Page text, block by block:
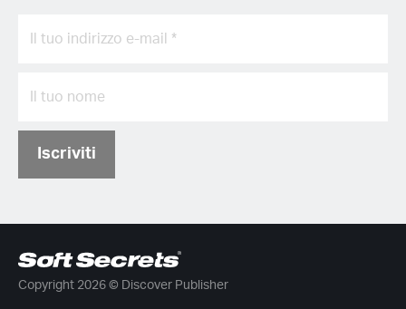
Iscriviti
Copyright 2026 © Discover Publisher